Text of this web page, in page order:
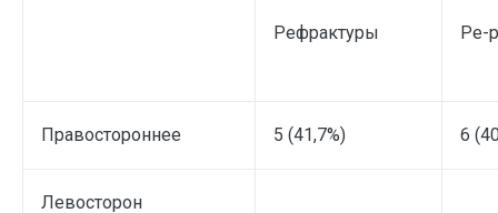
Рефрактуры Ре-
Правостороннее 5 (41,7%) 6
Левосторон